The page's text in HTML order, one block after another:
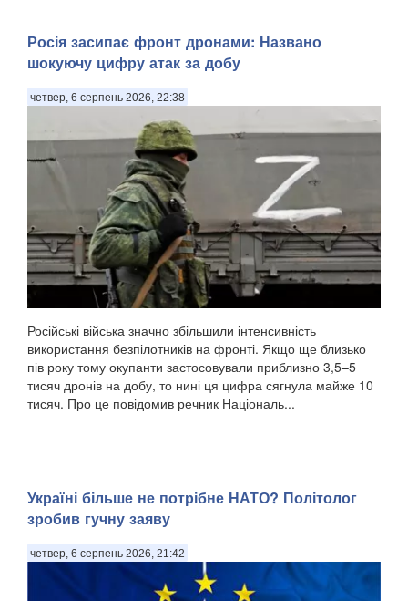
Росія засипає фронт дронами: Названо
шокуючу цифру атак за добу
четвер, 6 серпень 2026, 22:38
Російські війська значно збільшили інтенсивність
використання безпілотників на фронті. Якщо ще близько
пів року тому окупанти застосовували приблизно 3,5–5
тисяч дронів на добу, то нині ця цифра сягнула майже 10
тисяч. Про це повідомив речник Національ...
Україні більше не потрібне НАТО? Політолог
зробив гучну заяву
четвер, 6 серпень 2026, 21:42